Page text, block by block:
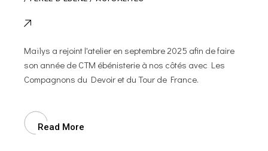
Maïlys a rejoint l'atelier en septembre 2025 afin de faire
son année de CTM ébénisterie à nos côtés avec Les
Compagnons du Devoir et du Tour de France.
Read More